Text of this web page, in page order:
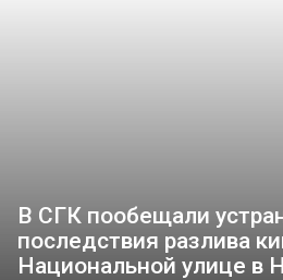
В СГК пообещали
последствия разлива
Национальной улице в